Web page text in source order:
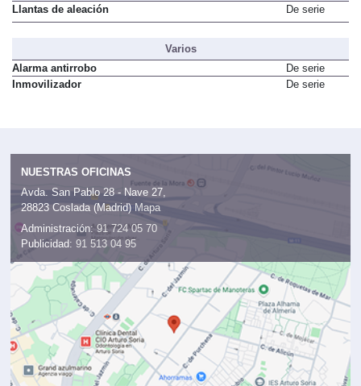
Llantas de aleación
De serie
Varios
Alarma antirrobo
De serie
Inmovilizador
De serie
NUESTRAS OFICINAS
Avda. San Pablo 28 - Nave 27,
28823 Coslada (Madrid) Mapa
Administración: 91 724 05 70
Publicidad: 91 513 04 95